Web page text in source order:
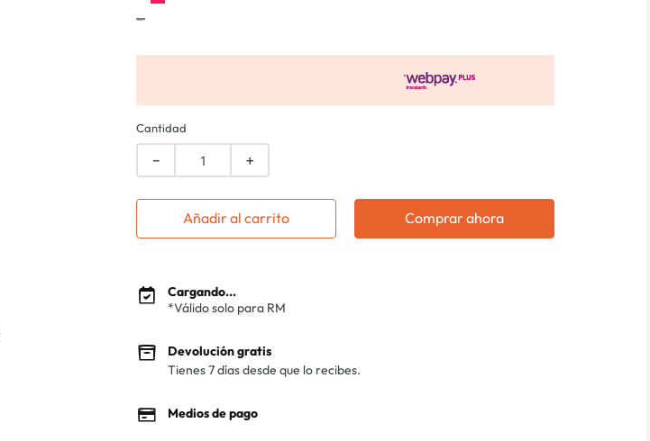
-
Cantidad
＋
－
Añadir al carrito Comprar ahora
Cargando...
*Válido solo para RM
Devolución gratis
Tienes 7 días desde que lo recibes.
Medios de pago